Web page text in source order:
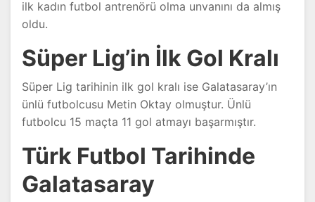
ilk kadın futbol antrenörü olma unvanını da almış
oldu.
Süper Lig’in İlk Gol Kralı
Süper Lig tarihinin ilk gol kralı ise Galatasaray’ın
ünlü futbolcusu Metin Oktay olmuştur. Ünlü
futbolcu 15 maçta 11 gol atmayı başarmıştır.
Türk Futbol Tarihinde
Galatasaray